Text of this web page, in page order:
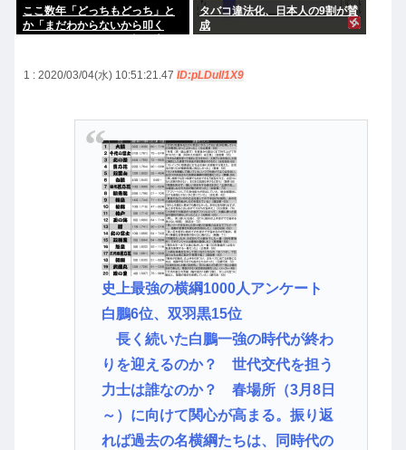
ここ数年「どっちもどっち」と
か「まだわからないから叩く
`)
タバコ違法化、日本人の9割が賛
成
1 : 2020/03/04(水) 10:51:21.47 ID:pLDuIl1X9
史上最強の横綱1000人アンケート
白鵬6位、双羽黒15位
長く続いた白鵬一強の時代が終わ
りを迎えるのか？ 世代交代を担う
力士は誰なのか？ 春場所（3月8日
～）に向けて関心が高まる。振り返
れば過去の名横綱たちは、同時代の